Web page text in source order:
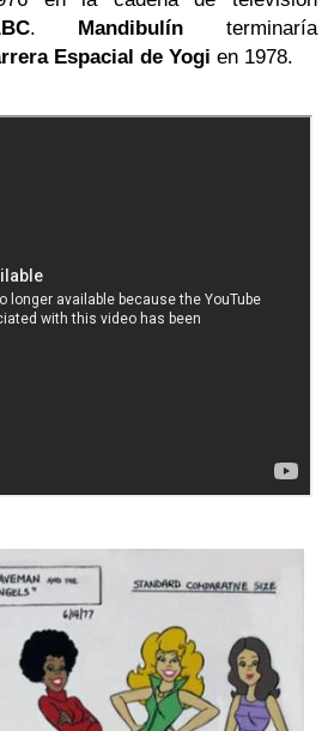
. Mandibulín terminaría
Espacial de Yogi en 1978.